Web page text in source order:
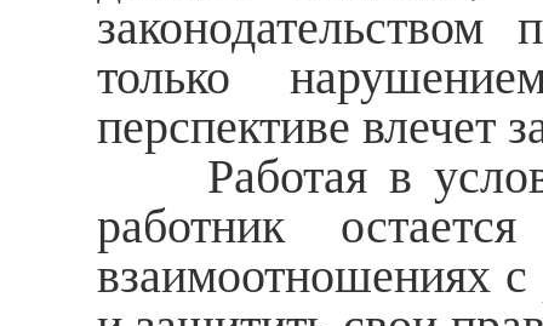
законодательством
только
перспективе влечет
Работая в
работник
взаимоотношениях с